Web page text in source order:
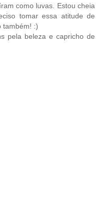
como luvas. Estou cheia
tomar essa atitude de
também! :)
pela beleza e capricho de